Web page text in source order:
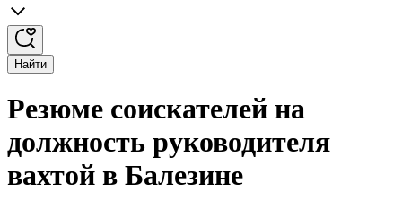
Найти
Резюме соискателей на
должность руководителя
вахтой в Балезине